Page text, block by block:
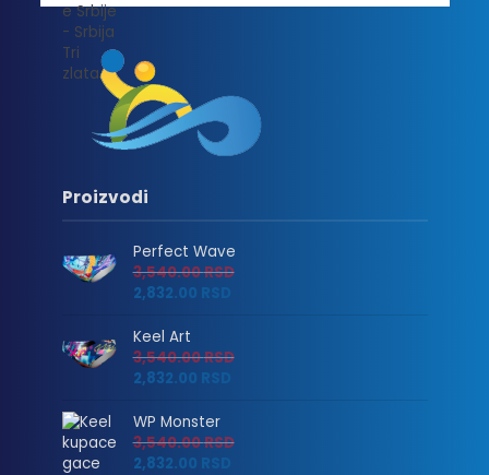
Proizvodi
Perfect Wave
3,540.00RSD
2,832.00 RSD
Keel Art
3,540.00RSD
2,832.00 RSD
WP Monster
3,540.00RSD
2,832.00 RSD